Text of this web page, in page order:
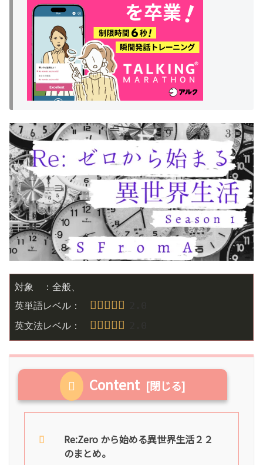
対象　：全般、
英単語レベル：
英文法レベル：
Content
Re:Zero から始める異世界生活２２
のまとめ。